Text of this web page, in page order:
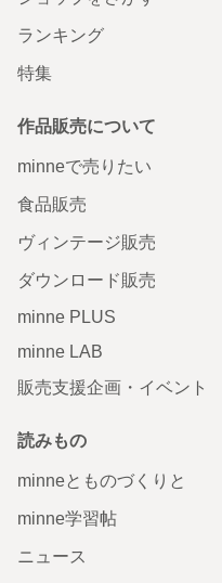
ランキング
特集
作品販売について
minneで売りたい
食品販売
ヴィンテージ販売
ダウンロード販売
minne PLUS
minne LAB
販売支援企画・イベント
読みもの
minneとものづくりと
minne学習帖
ニュース